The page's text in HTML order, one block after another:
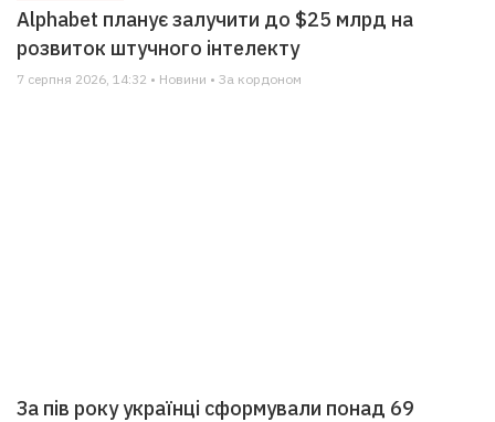
Alphabet планує залучити до $25 млрд на
розвиток штучного інтелекту
7 серпня 2026, 14:32 • Новини • За кордоном
За пів року українці сформували понад 69